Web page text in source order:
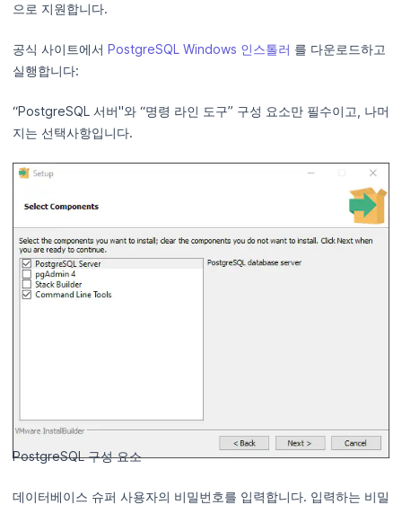
으로 지원합니다.
공식 사이트에서 PostgreSQL Windows 인스톨러 를 다운로드하고
실행합니다:
“PostgreSQL 서버"와 “명령 라인 도구” 구성 요소만 필수이고, 나머
지는 선택사항입니다.
PostgreSQL 구성 요소
데이터베이스 슈퍼 사용자의 비밀번호를 입력합니다. 입력하는 비밀